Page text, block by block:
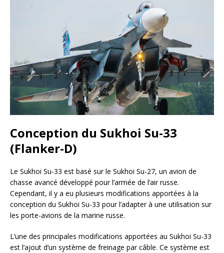
Conception du Sukhoi Su-33
(Flanker-D)
Le Sukhoi Su-33 est basé sur le Sukhoi Su-27, un avion de
chasse avancé développé pour l’armée de l’air russe.
Cependant, il y a eu plusieurs modifications apportées à la
conception du Sukhoi Su-33 pour l’adapter à une utilisation sur
les porte-avions de la marine russe.
L’une des principales modifications apportées au Sukhoi Su-33
est l’ajout d’un système de freinage par câble. Ce système est